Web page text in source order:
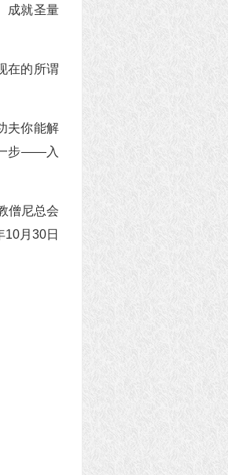
成就圣量
在的所谓
夫你能解
步——入
僧尼总会
10月30日